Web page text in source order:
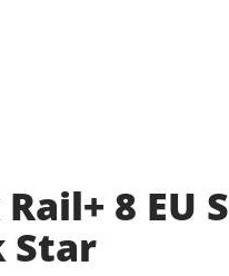
8 EU S
Star